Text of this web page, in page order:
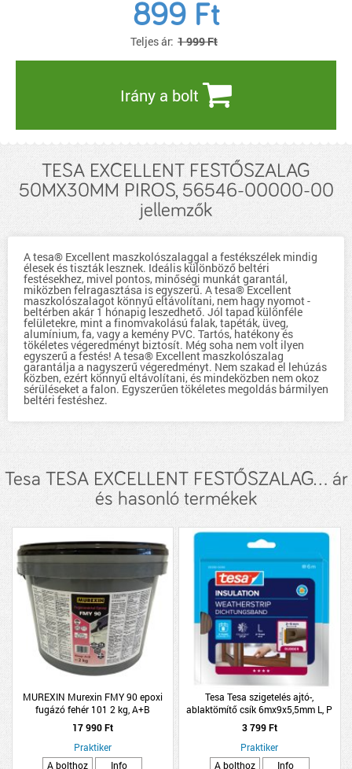
899 Ft
Teljes ár: 1 999 Ft
Irány a bolt
TESA EXCELLENT FESTŐSZALAG
50MX30MM PIROS, 56546-00000-00
jellemzők
A tesa® Excellent maszkolószalaggal a festékszélek mindig
élesek és tiszták lesznek. Ideális különböző beltéri
festésekhez, mivel pontos, minőségi munkát garantál,
miközben felragasztása is egyszerű. A tesa® Excellent
maszkolószalagot könnyű eltávolítani, nem hagy nyomot -
beltérben akár 1 hónapig leszedhető. Jól tapad különféle
felületekre, mint a finomvakolású falak, tapéták, üveg,
alumínium, fa, vagy a kemény PVC. Tartós, hatékony és
tökéletes végeredményt biztosít. Még soha nem volt ilyen
egyszerű a festés! A tesa® Excellent maszkolószalag
garantálja a nagyszerű végeredményt. Nem szakad el lehúzás
közben, ezért könnyű eltávolítani, és mindeközben nem okoz
sérüléseket a falon. Egyszerűen tökéletes megoldás bármilyen
beltéri festéshez.
Tesa TESA EXCELLENT FESTŐSZALAG... ár
és hasonló termékek
MUREXIN Murexin FMY 90 epoxi
fugázó fehér 101 2 kg, A+B
komponens
17 990 Ft
Praktiker
A bolthoz
Info
Tesa Tesa szigetelés ajtó-,
ablaktömítő csík 6mx9x5,5mm L, P
profil, barna
3 799 Ft
Praktiker
A bolthoz
Info